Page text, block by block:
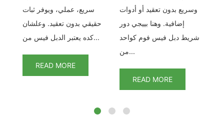
سريع، عملي، ويوفر ثبات
حقيقي بدون تعقيد. وعلشان
كده يعتبر الدبل فيس من...
READ MORE
وسريع بدون تعقيد أو أدوات
إضافية. وهنا بييجي دور
شريط دبل فيس فوم كواحد
من...
READ MORE